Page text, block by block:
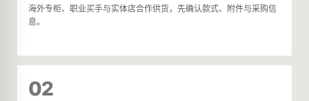
海外专柜、职业买手与实体店合作供货，先确认款式、附件与采购信
息。
02